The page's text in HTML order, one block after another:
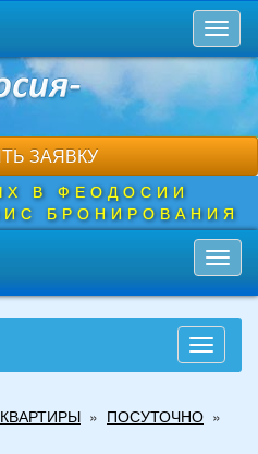
ЗАЯВКУ
В ФЕОДОСИИ
БРОНИРОВАНИЯ
Toggle
КВАРТИРЫ » ПОСУТОЧНО »